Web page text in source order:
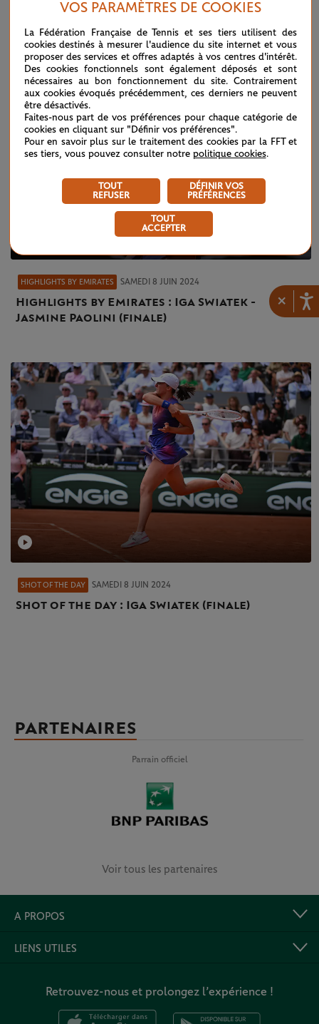
×
Iga Swiatek, un règne sans partage
HIGHLIGHTS BY EMIRATES SAMEDI 8 JUIN 2024
Highlights by Emirates : Iga Swiatek -
Jasmine Paolini (finale)
SHOT OF THE DAY SAMEDI 8 JUIN 2024
Shot of the day : Iga Swiatek (finale)
PARTENAIRES
Parrain officiel
Voir tous les partenaires
A PROPOS
LIENS UTILES
Retrouvez-nous et prolongez l’expérience !
VOS PARAMÈTRES DE COOKIES
La Fédération Française de Tennis et ses tiers utilisent des
cookies destinés à mesurer l'audience du site internet et vous
proposer des services et offres adaptés à vos centres d'intérêt.
Des cookies fonctionnels sont également déposés et sont
nécessaires au bon fonctionnement du site. Contrairement
aux cookies évoqués précédemment, ces derniers ne peuvent
être désactivés.
Faites-nous part de vos préférences pour chaque catégorie de
cookies en cliquant sur "Définir vos préférences".
Pour en savoir plus sur le traitement des cookies par la FFT et
ses tiers, vous pouvez consulter notre politique cookies.
TOUT
REFUSER
DÉFINIR VOS
PRÉFÉRENCES
TOUT
ACCEPTER